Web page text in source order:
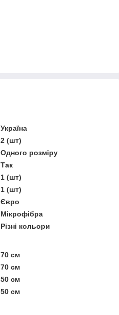
Україна
2 (шт)
Одного розміру
Так
1 (шт)
1 (шт)
Євро
Мікрофібра
Різні кольори
70 см
70 см
50 см
50 см